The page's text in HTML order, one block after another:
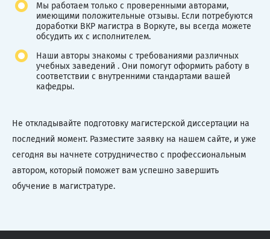
Мы работаем только с проверенными авторами,
имеющими положительные отзывы. Если потребуются
доработки ВКР магистра в Воркуте, вы всегда можете
обсудить их с исполнителем.
Наши авторы знакомы с требованиями различных
учебных заведений . Они помогут оформить работу в
соответствии с внутренними стандартами вашей
кафедры.
Не откладывайте подготовку магистерской диссертации на
последний момент. Разместите заявку на нашем сайте, и уже
сегодня вы начнете сотрудничество с профессиональным
автором, который поможет вам успешно завершить
обучение в магистратуре.